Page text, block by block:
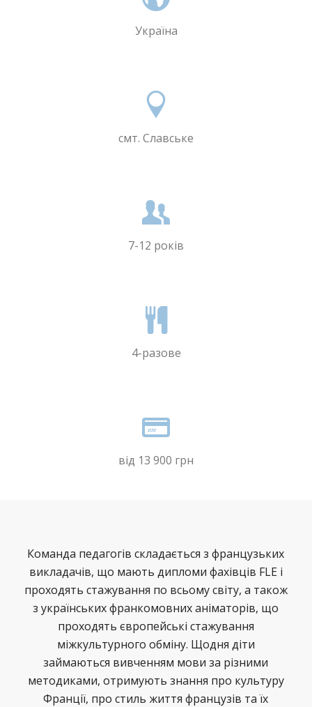
Україна
смт. Славське
7-12 років
4-разове
від 13 900 грн
Команда педагогів складається з французьких
викладачів, що мають дипломи фахівців FLE і
проходять стажування по всьому світу, а також
з українських франкомовних аніматорів, що
проходять європейські стажування
міжкультурного обміну. Щодня діти
займаються вивченням мови за різними
методиками, отримують знання про культуру
Франції, про стиль життя французів та їх